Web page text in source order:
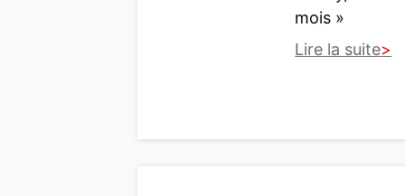
J
i
mois »
Lire la suite